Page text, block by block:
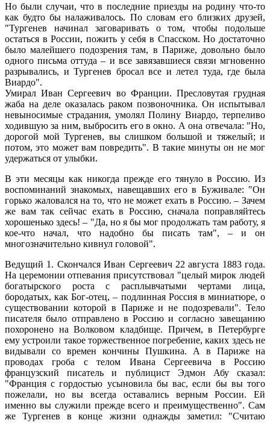
Но были случаи, что в последние приезды на родину что-то
как будто бы налаживалось. По словам его близких друзей,
"Тургенев начинал заговаривать о том, чтобы подольше
остаться в России, пожить у себя в Спасском. Но достаточно
было малейшего подозрения там, в Париже, довольно было
одного письма оттуда – и все завязавшиеся связи мгновенно
разрывались, и Тургенев бросал все и летел туда, где была
Виардо".
Умирал Иван Сергеевич во Франции. Пресловутая грудная
жаба на деле оказалась раком позвоночника. Он испытывал
невыносимые страдания, умолял Полину Виардо, терпеливо
ходившую за ним, выбросить его в окно. А она отвечала: "Но,
дорогой мой Тургенев, вы слишком большой и тяжелый; и
потом, это может вам повредить". В такие минуты он не мог
удержаться от улыбки.
В эти месяцы как никогда прежде его тянуло в Россию. Из
воспоминаний знакомых, навещавших его в Буживале: "Он
горько жаловался на то, что не может ехать в Россию. – Зачем
же вам так сейчас ехать в Россию, сначала поправляйтесь
хорошенько здесь! – "Да, но я бы мог продолжать там работу, я
кое-что начал, что надобно бы писать там", – и он
многозначительно кивнул головой".
Ведущий 1. Скончался Иван Сергеевич 22 августа 1883 года.
На церемонии отпевания присутствовал "целый мирок людей
богатырского роста с расплывчатыми чертами лица,
бородатых, как Бог-отец, – подлинная Россия в миниатюре, о
существовании которой в Париже и не подозревали". Тело
писателя было отправлено в Россию и согласно завещанию
похоронено на Волковом кладбище. Причем, в Петербурге
ему устроили такое торжественное погребение, каких здесь не
видывали со времен кончины Пушкина. А в Париже на
проводах гроба с телом Ивана Сергеевича в Россию
французский писатель и публицист Эдмон Абу сказал:
"Франция с гордостью усыновила бы вас, если бы вы того
пожелали, но вы всегда оставались верным России. Ей
именно вы служили прежде всего и преимущественно". Сам
же Тургенев в конце жизни однажды заметил: "Считаю